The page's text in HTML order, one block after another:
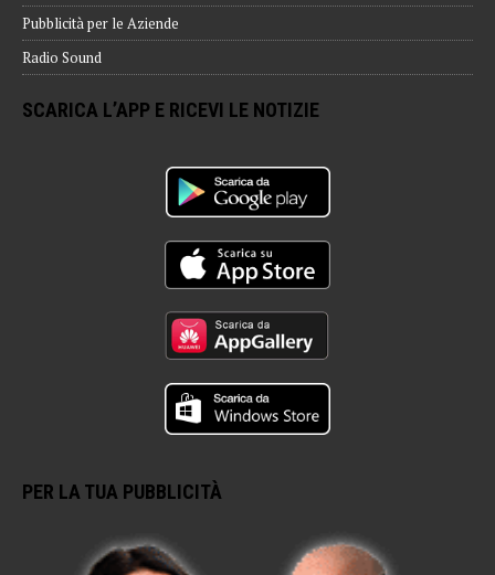
Pubblicità per le Aziende
Radio Sound
SCARICA L’APP E RICEVI LE NOTIZIE
PER LA TUA PUBBLICITÀ